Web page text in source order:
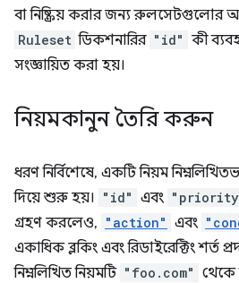
বা নিষ্ক্রিয় করার জন্য রুলসেটগুলোর
Ruleset ডিকশনারির "id" কী
সংজ্ঞায়িত করা হয়।
নিয়মকানুন তৈরি করুন
ধরণ নির্বিশেষে, একটি নিয়ম
দিয়ে শুরু হয়। "id" এবং
গ্রহণ করলেও, "action" এবং
একাধিক ব্লকিং এবং রিডাইরেক্টিং শর্ত
নিম্নলিখিত নিয়মটি "foo.com" থেকে